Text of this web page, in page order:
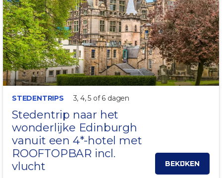
STEDENTRIPS 3, 4, 5 of 6 dagen
Stedentrip naar het
wonderlijke Edinburgh
vanuit een 4*-hotel met
ROOFTOPBAR incl.
vlucht
BEKIJKEN